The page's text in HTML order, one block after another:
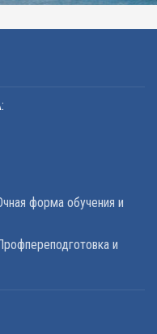
форма обучения и
и